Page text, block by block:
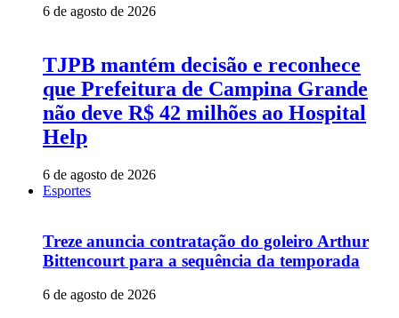
6 de agosto de 2026
TJPB mantém decisão e reconhece
que Prefeitura de Campina Grande
não deve R$ 42 milhões ao Hospital
Help
6 de agosto de 2026
Esportes
Treze anuncia contratação do goleiro Arthur
Bittencourt para a sequência da temporada
6 de agosto de 2026